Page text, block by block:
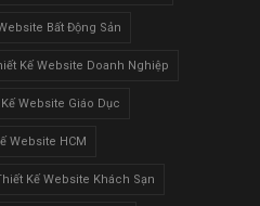
Bất Động Sản
Kế Website Doanh Nghiệp
Website Giáo Dục
Website HCM
Kế Website Khách Sạn